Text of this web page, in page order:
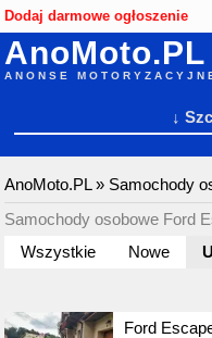
Dodaj darmowe ogłoszenie
AnoMoto.PL
ANONSE
↓
AnoMoto.PL» Samochody
Samochody osobowe Ford
Wszystkie
Nowe
Ford